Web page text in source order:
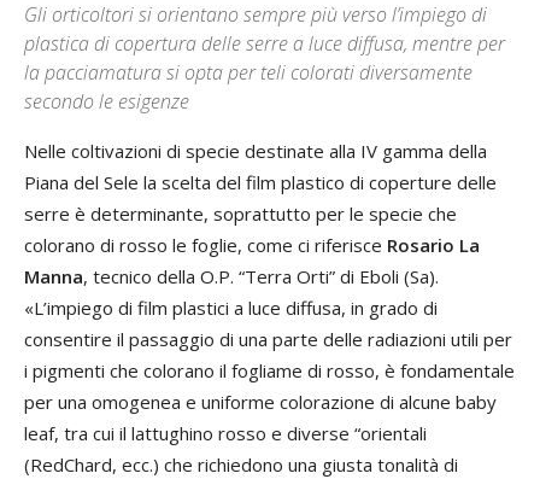
Gli orticoltori si orientano sempre più verso l’impiego di
plastica di copertura delle serre a luce diffusa, mentre per
la pacciamatura si opta per teli colorati diversamente
secondo le esigenze
Nelle coltivazioni di specie destinate alla IV gamma della
Piana del Sele la scelta del film plastico di coperture delle
serre è determinante, soprattutto per le specie che
colorano di rosso le foglie, come ci riferisce Rosario La
Manna, tecnico della O.P. “Terra Orti” di Eboli (Sa).
«L’impiego di film plastici a luce diffusa, in grado di
consentire il passaggio di una parte delle radiazioni utili per
i pigmenti che colorano il fogliame di rosso, è fondamentale
per una omogenea e uniforme colorazione di alcune baby
leaf, tra cui il lattughino rosso e diverse “orientali
(RedChard, ecc.) che richiedono una giusta tonalità di